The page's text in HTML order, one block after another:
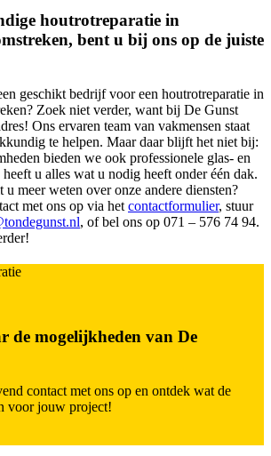
houtrotreparatie in
bent u bij ons op de juiste
geschikt bedrijf voor een houtrotreparatie in
Zoek niet verder, want bij De Gunst
Ons ervaren team van vakmensen staat
te helpen. Maar daar blijft het niet bij:
bieden we ook professionele glas- en
u alles wat u nodig heeft onder één dak.
meer weten over onze andere diensten?
met ons op via het contactformulier, stuur
, of bel ons op 071 – 576 74 94.
de mogelijkheden van De
contact met ons op en ontdek wat de
voor jouw project!